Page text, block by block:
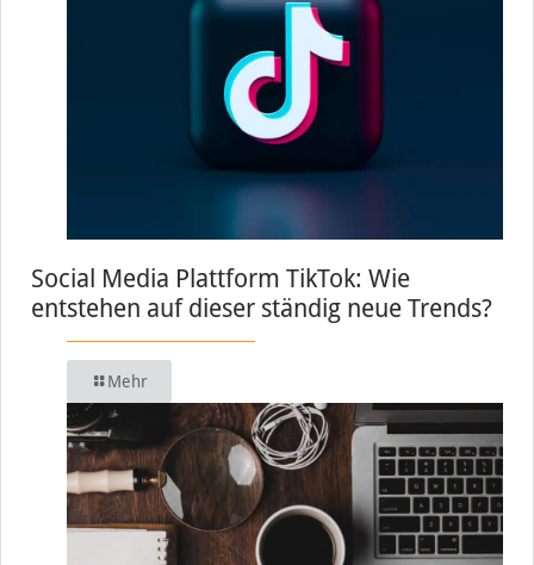
Social Media Plattform TikTok: Wie
entstehen auf dieser ständig neue Trends?
Mehr